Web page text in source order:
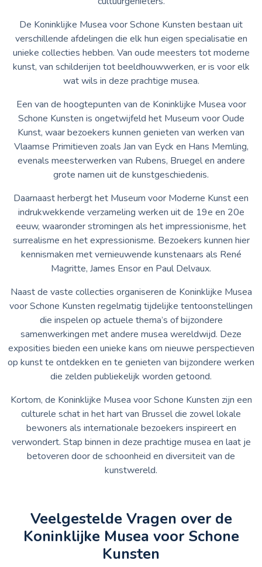
De Koninklijke Musea voor Schone Kunsten bestaan uit
verschillende afdelingen die elk hun eigen specialisatie en
unieke collecties hebben. Van oude meesters tot moderne
kunst, van schilderijen tot beeldhouwwerken, er is voor elk
wat wils in deze prachtige musea.
Een van de hoogtepunten van de Koninklijke Musea voor
Schone Kunsten is ongetwijfeld het Museum voor Oude
Kunst, waar bezoekers kunnen genieten van werken van
Vlaamse Primitieven zoals Jan van Eyck en Hans Memling,
evenals meesterwerken van Rubens, Bruegel en andere
grote namen uit de kunstgeschiedenis.
Daarnaast herbergt het Museum voor Moderne Kunst een
indrukwekkende verzameling werken uit de 19e en 20e
eeuw, waaronder stromingen als het impressionisme, het
surrealisme en het expressionisme. Bezoekers kunnen hier
kennismaken met vernieuwende kunstenaars als René
Magritte, James Ensor en Paul Delvaux.
Naast de vaste collecties organiseren de Koninklijke Musea
voor Schone Kunsten regelmatig tijdelijke tentoonstellingen
die inspelen op actuele thema’s of bijzondere
samenwerkingen met andere musea wereldwijd. Deze
exposities bieden een unieke kans om nieuwe perspectieven
op kunst te ontdekken en te genieten van bijzondere werken
die zelden publiekelijk worden getoond.
Kortom, de Koninklijke Musea voor Schone Kunsten zijn een
culturele schat in het hart van Brussel die zowel lokale
bewoners als internationale bezoekers inspireert en
verwondert. Stap binnen in deze prachtige musea en laat je
betoveren door de schoonheid en diversiteit van de
kunstwereld.
Veelgestelde Vragen over de
Koninklijke Musea voor Schone
Kunsten